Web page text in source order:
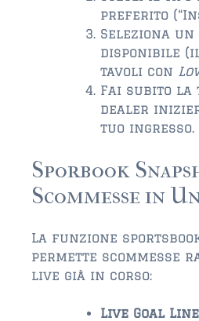
preferito
Seleziona un
disponibile
tavoli con
Fai subito la
dealer
tuo ingresso.
Sporbook
Scommesse in
La funzione
permette scommesse
live già in corso:
Live Goal